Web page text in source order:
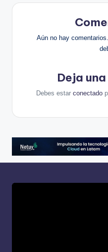
Aún no hay
Deja
Debes estar conectado